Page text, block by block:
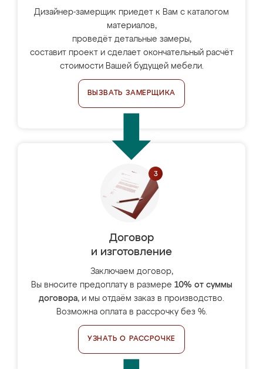
Дизайнер-замерщик приедет к Вам с каталогом
материалов,
проведёт детальные замеры,
составит проект и сделает окончательный расчёт
стоимости Вашей будущей мебели.
ВЫЗВАТЬ ЗАМЕРЩИКА
Договор
и изготовление
Заключаем договор,
Вы вносите предоплату в размере 10% от суммы
договора, и мы отдаём заказ в производство.
Возможна оплата в рассрочку без %.
УЗНАТЬ О РАССРОЧКЕ